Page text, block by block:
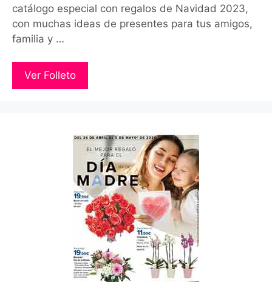
catálogo especial con regalos de Navidad 2023,
con muchas ideas de presentes para tus amigos,
familia y …
Ver Folleto